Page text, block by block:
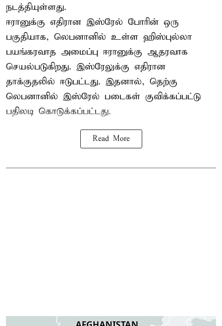
நடத்தியுள்ளது.
ஈரானுக்கு எதிரான இஸ்ரேல் போரின் ஒரு
பகுதியாக, லெபனானில் உள்ள ஹிஸ்புல்லா
பயங்கரவாத அமைப்பு ஈரானுக்கு ஆதரவாக
செயல்படுகிறது. இஸ்ரேலுக்கு எதிரான
தாக்குதலில் ஈடுபட்டது. இதனால், தெற்கு
லெபனானில் இஸ்ரேல் படைகள் குவிக்கப்பட்டு
பதிலடி கொடுக்கப்பட்டது.
Read More